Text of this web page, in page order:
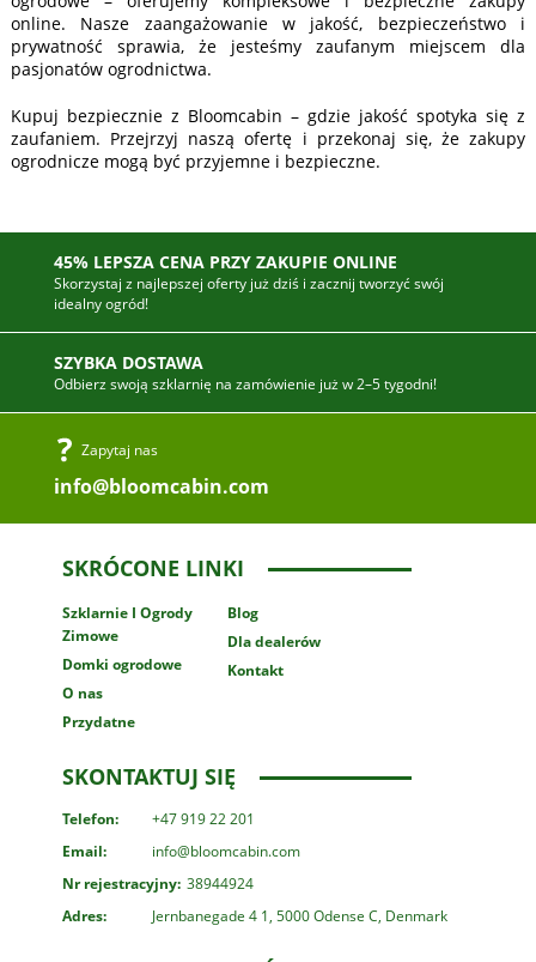
online. Nasze zaangażowanie w jakość, bezpieczeństwo i
prywatność sprawia, że jesteśmy zaufanym miejscem dla
pasjonatów ogrodnictwa.
Kupuj bezpiecznie z Bloomcabin – gdzie jakość spotyka się z
zaufaniem. Przejrzyj naszą ofertę i przekonaj się, że zakupy
ogrodnicze mogą być przyjemne i bezpieczne.
45% LEPSZA CENA PRZY ZAKUPIE ONLINE
Skorzystaj z najlepszej oferty już dziś i zacznij tworzyć swój
idealny ogród!
SZYBKA DOSTAWA
Odbierz swoją szklarnię na zamówienie już w 2–5 tygodni!
Zapytaj nas
info@bloomcabin.com
SKRÓCONE LINKI
Szklarnie I Ogrody
Zimowe
Domki ogrodowe
O nas
Przydatne
Blog
Dla dealerów
Kontakt
SKONTAKTUJ SIĘ
Telefon:
+47 919 22 201
Email:
info@bloomcabin.com
Nr rejestracyjny: 38944924
Adres:
Jernbanegade 4 1, 5000 Odense C, Denmark